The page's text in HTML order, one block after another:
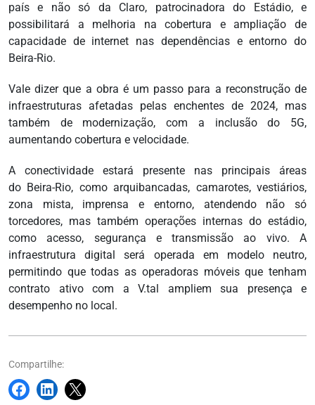
país e não só da Claro, patrocinadora do Estádio, e
possibilitará a melhoria na cobertura e ampliação de
capacidade de internet nas dependências e entorno do
Beira-Rio.
Vale dizer que a obra é um passo para a reconstrução de
infraestruturas afetadas pelas enchentes de 2024, mas
também de modernização, com a inclusão do 5G,
aumentando cobertura e velocidade.
A conectividade estará presente nas principais áreas
do Beira-Rio, como arquibancadas, camarotes, vestiários,
zona mista, imprensa e entorno, atendendo não só
torcedores, mas também operações internas do estádio,
como acesso, segurança e transmissão ao vivo. A
infraestrutura digital será operada em modelo neutro,
permitindo que todas as operadoras móveis que tenham
contrato ativo com a V.tal ampliem sua presença e
desempenho no local.
Compartilhe: